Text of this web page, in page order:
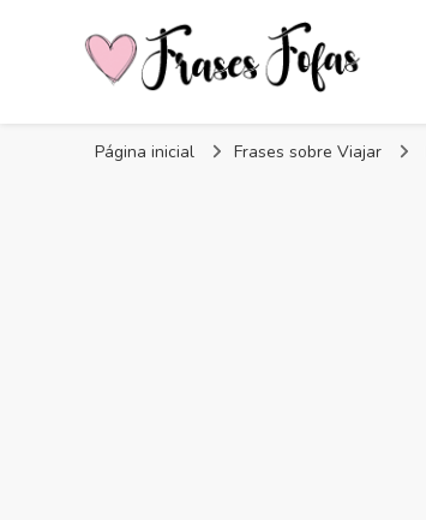
Frases Fofas
Página inicial Frases sobre Viajar